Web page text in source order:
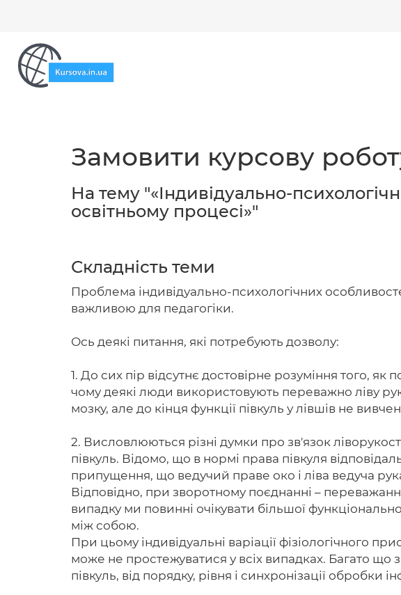
Замовити курсову
На тему "«Індивідуально-
освітньому процесі»"
Складність теми
Проблема індивідуально-психологічних
важливою для педагогіки.
Ось деякі питання, які потребують дозволу:
1. До сих пір відсутнє достовірне розуміння того,
чому деякі люди використовують переважно ліву
мозку, але до кінця функції півкуль у лівшів не
2. Висловлюються різні думки про зв'язок
півкуль. Відомо, що в нормі права півкуля
припущення, що ведучий праве око і ліва ведуча
Відповідно, при зворотному поєднанні –
випадку ми повинні очікувати більшої функціональної
між собою.
При цьому індивідуальні варіації фізіологічного
може не простежуватися у всіх випадках. Багато що
півкуль, від порядку, рівня і синхронізації обробки